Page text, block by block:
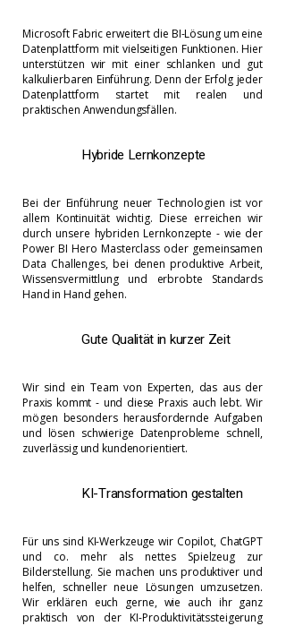
Microsoft Fabric erweitert die BI-Lösung um eine
Datenplattform mit vielseitigen Funktionen. Hier
unterstützen wir mit einer schlanken und gut
kalkulierbaren Einführung. Denn der Erfolg jeder
Datenplattform startet mit realen und
praktischen Anwendungsfällen.
Hybride Lernkonzepte
Bei der Einführung neuer Technologien ist vor
allem Kontinuität wichtig. Diese erreichen wir
durch unsere hybriden Lernkonzepte - wie der
Power BI Hero Masterclass oder gemeinsamen
Data Challenges, bei denen produktive Arbeit,
Wissensvermittlung und erbrobte Standards
Hand in Hand gehen.
Gute Qualität in kurzer Zeit
Wir sind ein Team von Experten, das aus der
Praxis kommt - und diese Praxis auch lebt. Wir
mögen besonders herausfordernde Aufgaben
und lösen schwierige Datenprobleme schnell,
zuverlässig und kundenorientiert.
KI-Transformation gestalten
Für uns sind KI-Werkzeuge wir Copilot, ChatGPT
und co. mehr als nettes Spielzeug zur
Bilderstellung. Sie machen uns produktiver und
helfen, schneller neue Lösungen umzusetzen.
Wir erklären euch gerne, wie auch ihr ganz
praktisch von der KI-Produktivitätssteigerung